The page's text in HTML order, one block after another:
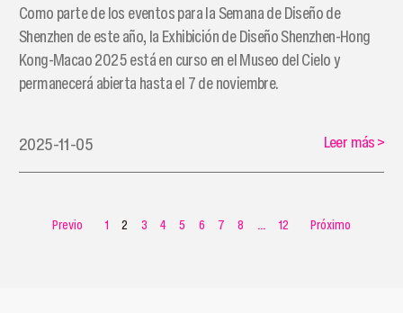
Como parte de los eventos para la Semana de Diseño de
Shenzhen de este año, la Exhibición de Diseño Shenzhen-Hong
Kong-Macao 2025 está en curso en el Museo del Cielo y
permanecerá abierta hasta el 7 de noviembre.
2025-11-05 Leer más>
Previo 1 2 3 4 5 6 7 8 ... 12 Próximo